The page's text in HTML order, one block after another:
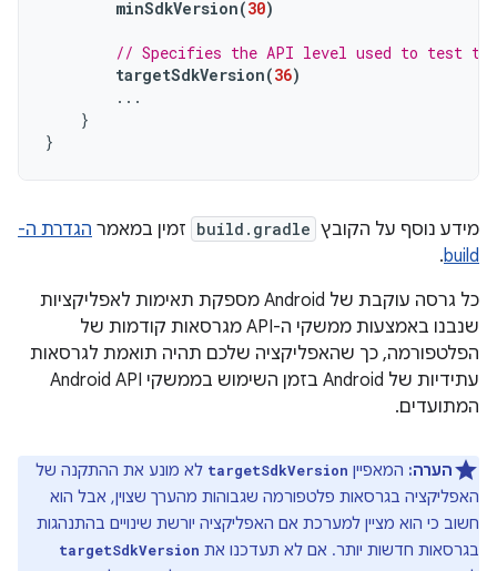
minSdkVersion(30)
// Specifies the API level used to test
targetSdkVersion(36)
...
}
}
מידע נוסף על הקובץ build.gradle זמין במאמר הגדרת ה-
build
.
כל גרסה עוקבת של Android מספקת תאימות לאפליקציות
שנבנו באמצעות ממשקי ה-API מגרסאות קודמות של
הפלטפורמה, כך שהאפליקציה שלכם תהיה תואמת לגרסאות
עתידיות של Android בזמן השימוש בממשקי Android API
המתועדים.
הערה: המאפיין targetSdkVersion לא מונע את ההתקנה של
האפליקציה בגרסאות פלטפורמה שגבוהות מהערך שצוין, אבל הוא
חשוב כי הוא מציין למערכת אם האפליקציה יורשת שינויים בהתנהגות
בגרסאות חדשות יותר. אם לא תעדכנו את targetSdkVersion